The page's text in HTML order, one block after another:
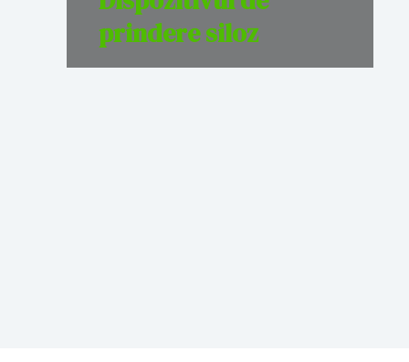
prindere siloz